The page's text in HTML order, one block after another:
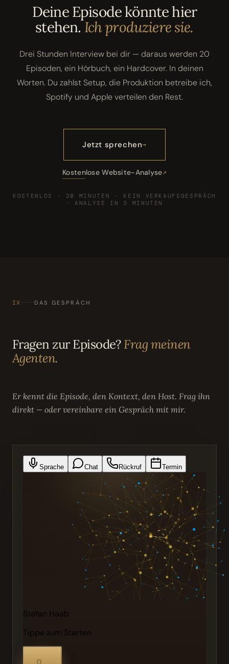
Deine Episode könnte hier
stehen.Ich produziere sie.
Drei Stunden Interview bei dir — daraus werden 20
Episoden, ein Hörbuch, ein Hardcover. In deinen
Worten. Du zahlst Setup, die Produktion betreibe ich,
Spotify und Apple verteilen den Rest.
Jetzt sprechen
Kostenlose Website-Analyse
KOSTENLOS · 20 MINUTEN · KEIN VERKAUFSGESPRÄCH
· ANALYSE IN 3 MINUTEN
IX DAS GESPRÄCH
Fragen zur Episode?Frag meinen
Agenten.
Er kennt die Episode, den Kontext, den Host. Frag ihn
direkt — oder vereinbare ein Gespräch mit mir.
Sprache Chat Rückruf Termin
Stefan Haab
Tippe zum Starten